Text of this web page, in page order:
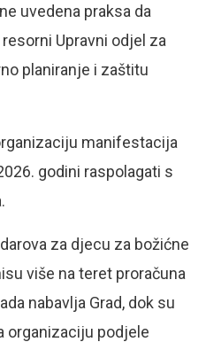
uvedena praksa da
Upravni odjel za
planiranje i zaštitu
manifestacija
godini raspolagati s
za djecu za božićne
više na teret proračuna
nabavlja Grad, dok su
organizaciju podjele